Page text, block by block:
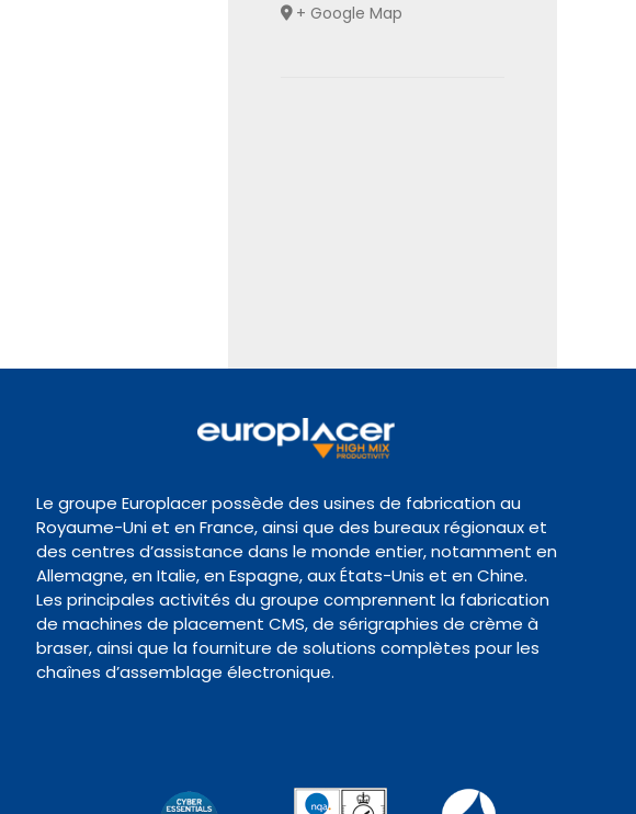
+ Google Map
Le groupe Europlacer possède des usines de fabrication au
Royaume-Uni et en France, ainsi que des bureaux régionaux et
des centres d’assistance dans le monde entier, notamment en
Allemagne, en Italie, en Espagne, aux États-Unis et en Chine.
Les principales activités du groupe comprennent la fabrication
de machines de placement CMS, de sérigraphies de crème à
braser, ainsi que la fourniture de solutions complètes pour les
chaînes d’assemblage électronique.